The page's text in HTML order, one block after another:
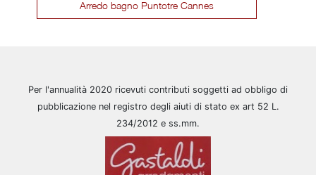
Arredo bagno Puntotre Cannes
Per l'annualità 2020 ricevuti contributi soggetti ad obbligo di
pubblicazione nel registro degli aiuti di stato ex art 52 L.
234/2012 e ss.mm.